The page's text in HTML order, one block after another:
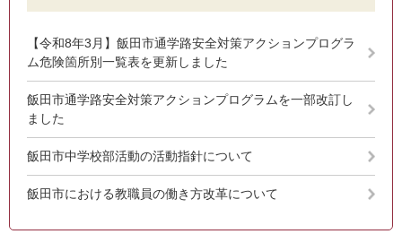
【令和8年3月】飯田市通学路安全対策アクションプログラ
ム危険箇所別一覧表を更新しました
飯田市通学路安全対策アクションプログラムを一部改訂し
ました
飯田市中学校部活動の活動指針について
飯田市における教職員の働き方改革について